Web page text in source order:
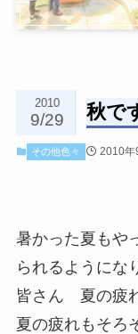
秋で
2010
9/29
その他色々 2010年
暑かった夏もや
られるようにな
皆さん 夏の疲
夏の疲れもそ